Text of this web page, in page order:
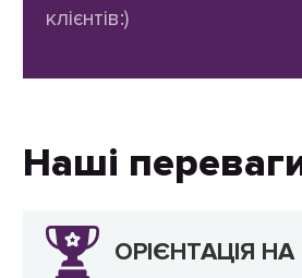
клієнтів:)
Наші
ОРІЄНТАЦІЯ